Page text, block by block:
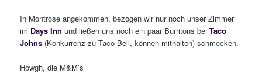
In Montrose angekommen, bezogen wir nur noch unser Zimmer
im Days Inn und ließen uns noch ein paar Burritons beiTaco
Johns (Konkurrenz zu Taco Bell, können mithalten) schmecken.
Howgh, die M&M’s